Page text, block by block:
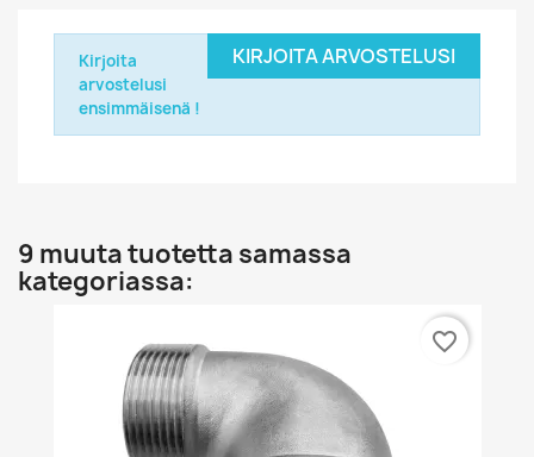
KIRJOITA ARVOSTELUSI
Kirjoita
arvostelusi
ensimmäisenä !
9 muuta tuotetta samassa
kategoriassa:
favorite_border